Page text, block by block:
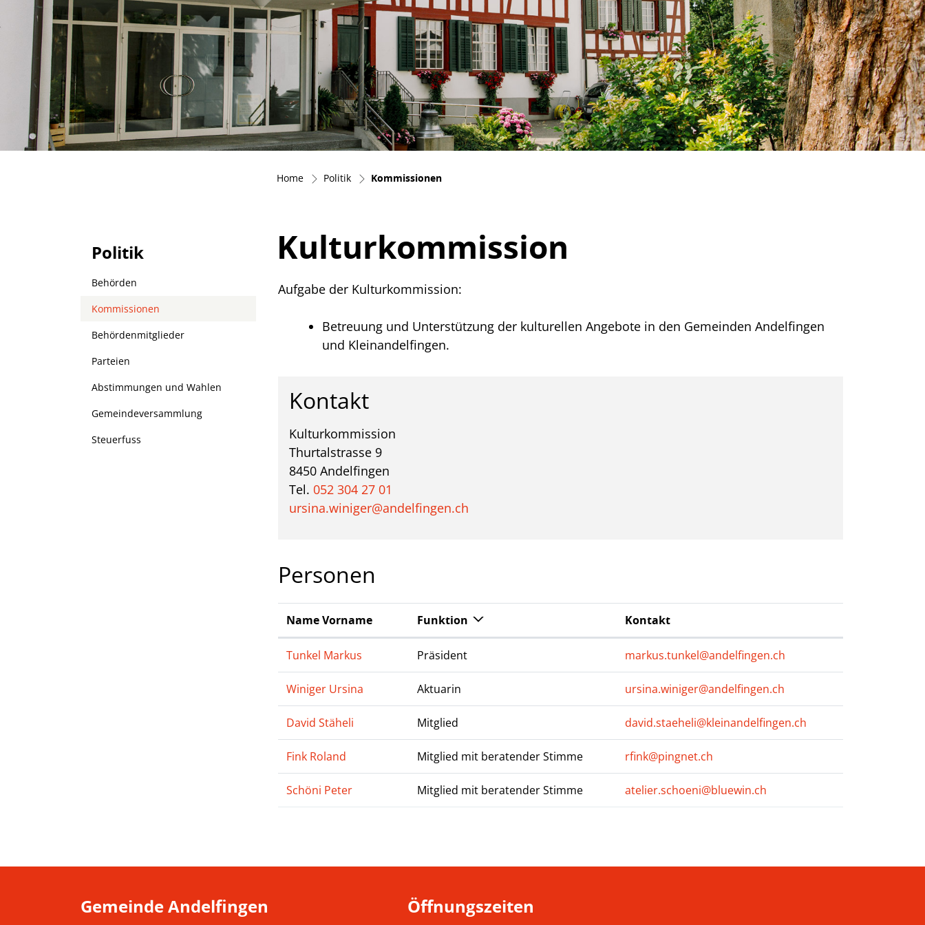
Home Politik Kommissionen(ausgewählt)
Politik
Behörden
Kommissionen
(ausgewählt)
Behördenmitglieder
Parteien
Abstimmungen und Wahlen
Gemeindeversammlung
Steuerfuss
Kulturkommission
Aufgabe der Kulturkommission:
Betreuung und Unterstützung der kulturellen Angebote in den Gemeinden Andelfingen
und Kleinandelfingen.
Kontakt
Kulturkommission
Thurtalstrasse 9
8450 Andelfingen
Tel. 052 304 27 01
ursina.winiger@andelfingen.ch
Personen
Name Vorname Funktion Kontakt
Tunkel Markus Präsident markus.tunkel@andelfingen.ch
Winiger Ursina Aktuarin ursina.winiger@andelfingen.ch
David Stäheli Mitglied david.staeheli@kleinandelfingen.ch
Fink Roland Mitglied mit beratender Stimme rfink@pingnet.ch
Schöni Peter Mitglied mit beratender Stimme atelier.schoeni@bluewin.ch
Gemeinde Andelfingen Öffnungszeiten